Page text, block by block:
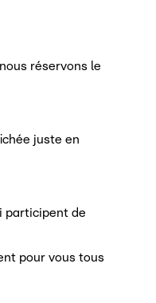
réservons le
juste en
participent de
pour vous tous